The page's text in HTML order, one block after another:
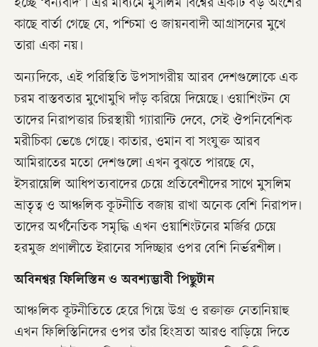
হচ্ছে ‘ধন্যবাদ’। এর মাধ্যমে মুসলিম বিশ্বের একটি বড় অংশের
কাছে বার্তা গেছে যে, পশ্চিমা ও জায়নবাদী আগ্রাসনের মুখে
তারা একা নয়।
অন্যদিকে, এই পরিস্থিতি উপসাগরীয় আরব দেশগুলোকে এক
চরম বাস্তবতার মুখোমুখি দাঁড় করিয়ে দিয়েছে। ওয়াশিংটন যে
তাদের নিরাপত্তার চিরস্থায়ী গ্যারান্টি দেবে, সেই ঔপনিবেশিক
মরীচিকা ভেঙে গেছে। কাতার, ওমান বা সংযুক্ত আরব
আমিরাতের মতো দেশগুলো এখন বুঝতে পারছে যে,
ইসরায়েলি আধিপত্যবাদের চেয়ে প্রতিবেশীদের সাথে মুসলিম
ভ্রাতৃত্ব ও আঞ্চলিক কূটনীতি বজায় রাখা অনেক বেশি নিরাপদ।
তাদের অর্থনৈতিক সমৃদ্ধি এখন ওয়াশিংটনের মর্জির চেয়ে
হরমুজ প্রণালীতে ইরানের সদিচ্ছার ওপর বেশি নির্ভরশীল।
অবিনশ্বর ফিলিস্তিন ও অবশ্যম্ভাবী পিছুটান
আঞ্চলিক কূটনীতিতে হেরে গিয়ে উগ্র ও রক্তাক্ত নেতানিয়াহু
এখন ফিলিস্তিনিদের ওপর তাঁর হিংস্রতা আরও বাড়িয়ে দিতে